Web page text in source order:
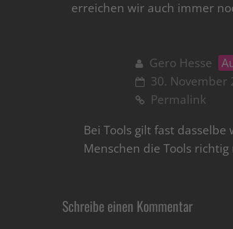
erreichen wir auch immer
Gero Hesse
30. November
Permalink
Bei Tools gilt fast
Menschen die Tools
Schreibe einen Kommentar